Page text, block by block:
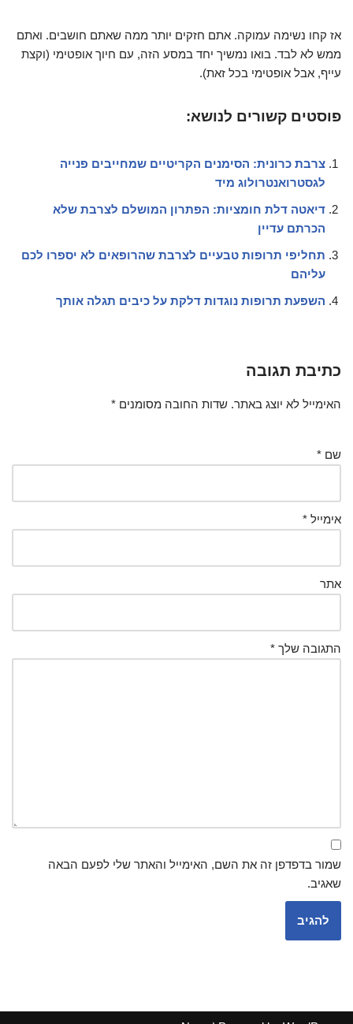
אז קחו נשימה עמוקה. אתם חזקים יותר ממה שאתם חושבים. ואתם
ממש לא לבד. בואו נמשיך יחד במסע הזה, עם חיוך אופטימי (וקצת
עייף, אבל אופטימי בכל זאת).
פוסטים קשורים לנושא:
צרבת כרונית: הסימנים הקריטיים שמחייבים פנייה
לגסטרואנטרולוג מיד
דיאטה דלת חומציות: הפתרון המושלם לצרבת שלא
הכרתם עדיין
תחליפי תרופות טבעיים לצרבת שהרופאים לא יספרו לכם
עליהם
השפעת תרופות נוגדות דלקת על כיבים תגלה אותך
כתיבת תגובה
האימייל לא יוצג באתר. שדות החובה מסומנים *
שם *
אימייל *
אתר
התגובה שלך *
שמור בדפדפן זה את השם, האימייל והאתר שלי לפעם הבאה
שאגיב.